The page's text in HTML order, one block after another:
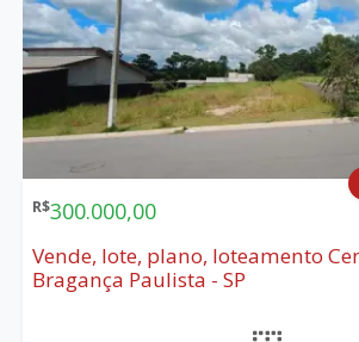
R$300.000,00
Vende, lote, plano, loteamento
Bragança Paulista - SP